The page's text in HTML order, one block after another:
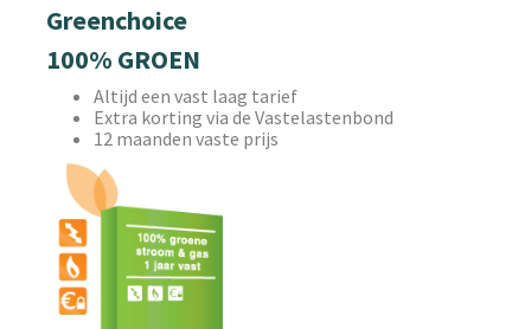
Greenchoice
100% GROEN
Altijd een vast laag tarief
Extra korting via de Vastelastenbond
12 maanden vaste prijs